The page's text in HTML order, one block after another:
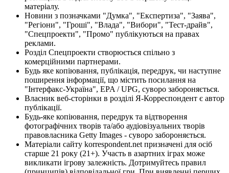
матеріалу.
Новини з позначками "Думка", "Експертиза", "Заява",
"Регіони", "Гроші", "Влада", "Вибори", "Тест-драйв",
"Спецпроекти", "Промо" публікуються на правах
реклами.
Розділ Спецпроекти створюється спільно з
комерційними партнерами.
Будь яке копіювання, публікація, передрук, чи наступне
поширення інформації, що містить посилання на
"Інтерфакс-Україна", EPA / UPG, суворо забороняється.
Власник веб-сторінки в розділі Я-Корреспондент є автор
публікації.
Будь-яке копіювання, передрук та відтворення
фотографічних творів та/або аудіовізуальних творів
правовласника Getty Images - суворо забороняється.
Матеріали сайту korrespondent.net призначені для осіб
старше 21 року (21+). Участь в азартних іграх може
викликати ігрову залежність. Дотримуйтесь правил